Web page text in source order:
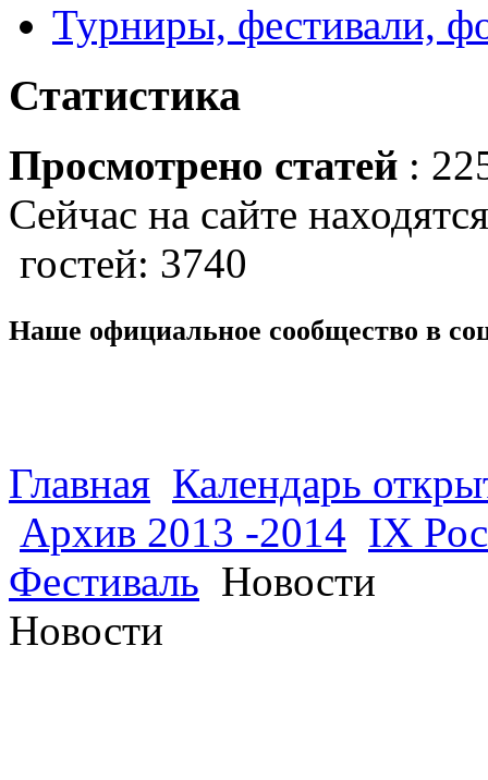
Турниры, фестивали,
Статистика
Просмотрено статей :
Сейчас на сайте
гостей: 3740
Наше официальное сообщество в
Главная Календарь
Архив 2013 -2014 IX
Фестиваль Новости
Новости